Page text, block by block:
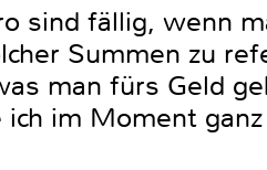
sind fällig, wenn
Summen zu
man fürs Geld
im Moment